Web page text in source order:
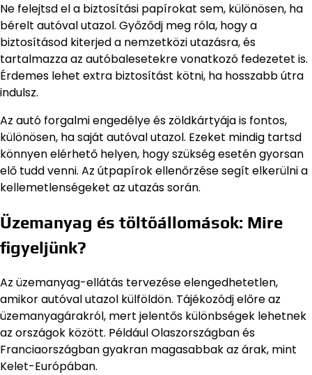
Ne felejtsd el a biztosítási papírokat sem, különösen, ha
bérelt autóval utazol. Győződj meg róla, hogy a
biztosításod kiterjed a nemzetközi utazásra, és
tartalmazza az autóbalesetekre vonatkozó fedezetet is.
Érdemes lehet extra biztosítást kötni, ha hosszabb útra
indulsz.
Az autó forgalmi engedélye és zöldkártyája is fontos,
különösen, ha saját autóval utazol. Ezeket mindig tartsd
könnyen elérhető helyen, hogy szükség esetén gyorsan
elő tudd venni. Az útpapírok ellenőrzése segít elkerülni a
kellemetlenségeket az utazás során.
Üzemanyag és töltőállomások: Mire
figyeljünk?
Az üzemanyag-ellátás tervezése elengedhetetlen,
amikor autóval utazol külföldön. Tájékozódj előre az
üzemanyagárakról, mert jelentős különbségek lehetnek
az országok között. Például Olaszországban és
Franciaországban gyakran magasabbak az árak, mint
Kelet-Európában.